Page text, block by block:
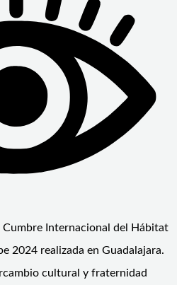
Cumbre Internacional del Hábitat
2024 realizada en Guadalajara.
cultural y fraternidad